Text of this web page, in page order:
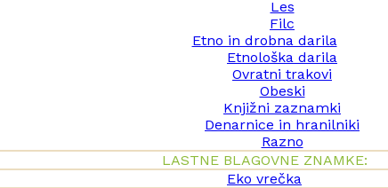
Les
Filc
Etno in drobna darila
Etnološka darila
Ovratni trakovi
Obeski
Knjižni zaznamki
Denarnice in hranilniki
Razno
LASTNE BLAGOVNE ZNAMKE:
Eko vrečka